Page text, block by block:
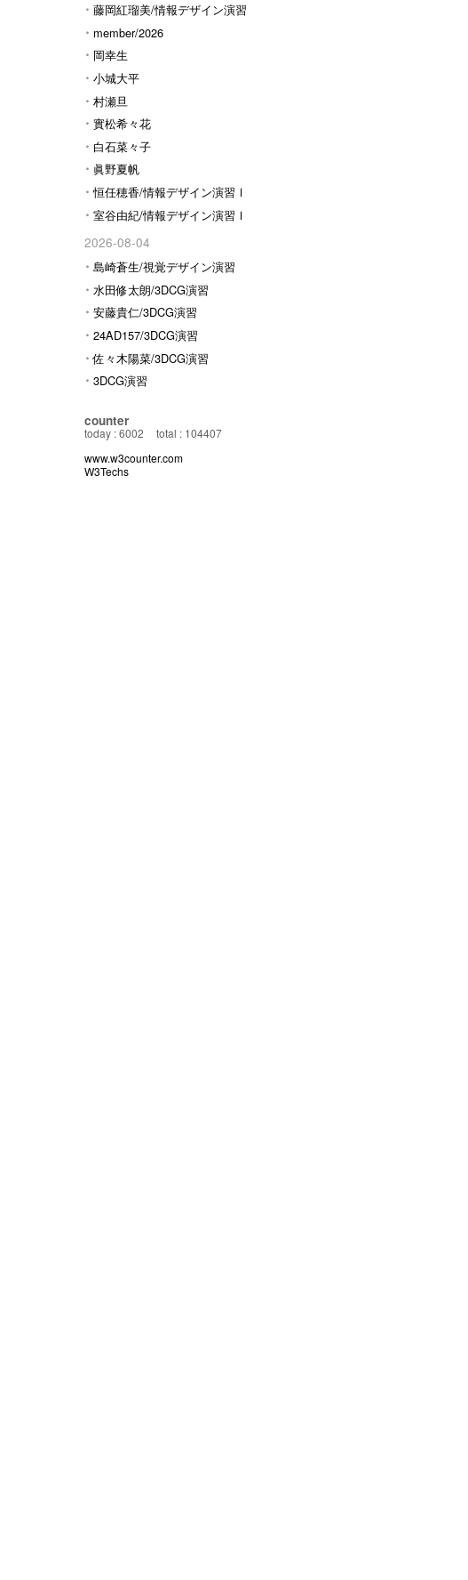
藤岡紅瑠美/情報デザイン演習
Ⅰ member/2026
岡幸生
小城大平
村瀬旦
實松希々花
白石菜々子
眞野夏帆
恒任穂香/情報デザイン演習Ⅰ
室谷由紀/情報デザイン演習Ⅰ
2026-08-04
島崎蒼生/視覚デザイン演習
水田修太朗/3DCG演習
安藤貴仁/3DCG演習
24AD157/3DCG演習
佐々木陽菜/3DCG演習
3DCG演習
counter
today : 6002
total : 104407
www.w3counter.com
W3Techs